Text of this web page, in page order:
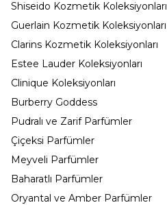
Shiseido Kozmetik Koleksiyonları
Guerlain Kozmetik Koleksiyonları
Clarins Kozmetik Koleksiyonları
Estee Lauder Koleksiyonları
Clinique Koleksiyonları
Burberry Goddess
Pudralı ve Zarif Parfümler
Çiçeksi Parfümler
Meyveli Parfümler
Baharatlı Parfümler
Oryantal ve Amber Parfümler